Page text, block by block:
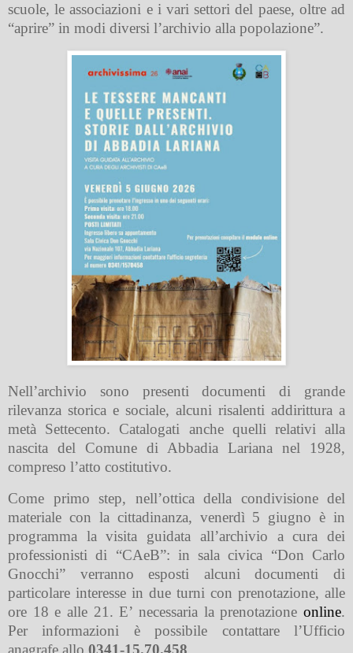
scuole, le associazioni e i vari settori del paese, oltre ad
“aprire” in modi diversi l’archivio alla popolazione”.
Nell’archivio sono presenti documenti di grande
rilevanza storica e sociale, alcuni risalenti addirittura a
metà Settecento. Catalogati anche quelli relativi alla
nascita del Comune di Abbadia Lariana nel 1928,
compreso l’atto costitutivo.
Come primo step, nell’ottica della condivisione del
materiale con la cittadinanza, venerdì 5 giugno è in
programma la visita guidata all’archivio a cura dei
professionisti di “CAeB”: in sala civica “Don Carlo
Gnocchi” verranno esposti alcuni documenti di
particolare interesse in due turni con prenotazione, alle
ore 18 e alle 21. E’ necessaria la prenotazione online.
Per informazioni è possibile contattare l’Ufficio
anagrafe allo 0341-15.70.458